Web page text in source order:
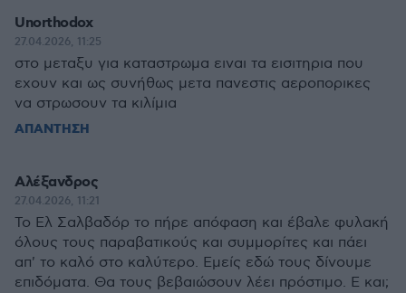
Unorthodox
27.04.2026, 11:25
στο μεταξυ για καταστρωμα ειναι τα εισιτηρια που
εχουν και ως συνήθως μετα πανεστις αεροπορικες
να στρωσουν τα κιλίμια
ΑΠΑΝΤΗΣΗ
Αλέξανδρος
27.04.2026, 11:21
Το Ελ Σαλβαδόρ το πήρε απόφαση και έβαλε φυλακή
όλους τους παραβατικούς και συμμορίτες και πάει
απ' το καλό στο καλύτερο. Εμείς εδώ τους δίνουμε
επιδόματα. Θα τους βεβαιώσουν λέει πρόστιμο. Ε και;